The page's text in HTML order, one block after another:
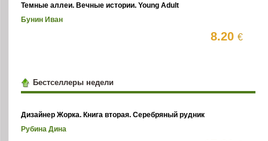
Темные аллеи. Вечные истории. Young Adult
Бунин Иван
8.20€
Бестселлеры недели
Дизайнер Жорка. Книга вторая. Серебряный рудник
Рубина Дина